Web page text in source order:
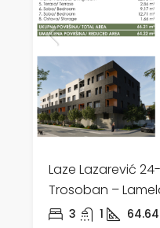
Laze Lazarević
Trosoban –
3 1 64.64